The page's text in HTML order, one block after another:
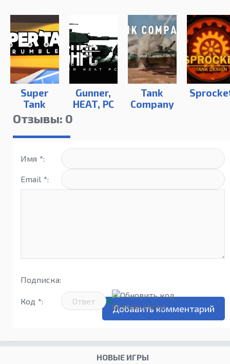
Super
Tank
Rumble
на
компьютер
Gunner,
HEAT, PC
Tank
Company
Отзывы: 0
Имя *:
Email *:
Подписка:
Код *:
НОВЫЕ ИГРЫ